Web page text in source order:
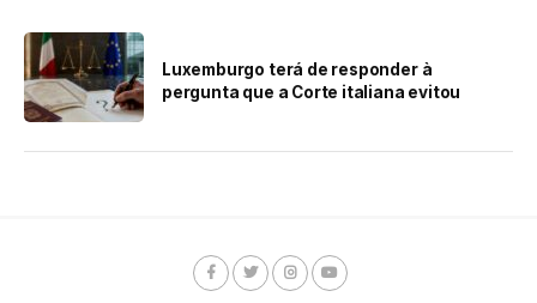
Luxemburgo terá de responder à
pergunta que a Corte italiana evitou